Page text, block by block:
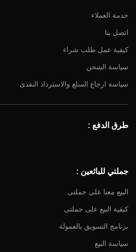
خدمة العملاء
اتصل بنا
كيفية عمل طلب شراء
سياسة الشحن
سياسة ارجاع السلع والاسترداد النقدى
طرق الدفع :
جملتي للبائعين :
البيع معنا على جملتى
كيفية البيع على جملتى
برنامج التسويق بالعمولة
سياسة البيع